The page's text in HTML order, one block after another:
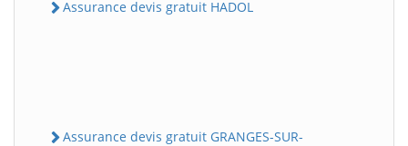
Assurance devis gratuit HADOL
Assurance devis gratuit GRANGES-SUR-